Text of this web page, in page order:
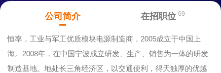
公司简介 在招职位 69
恒率，工业与军工优质模块电源制造商，2005成立于中国上
海。2008年，在中国宁波成立研发、生产、销售为一体的研发
制造基地。地处长三角经济区，以交通便利，得天独厚的优越